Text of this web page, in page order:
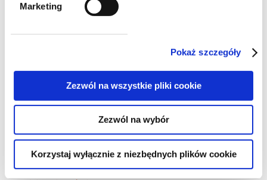
Marketing
Pokaż szczegóły
Zezwól na wszystkie pliki cookie
Zezwól na wybór
Korzystaj wyłącznie z niezbędnych plików cookie
też mogą zostać zaskarżone